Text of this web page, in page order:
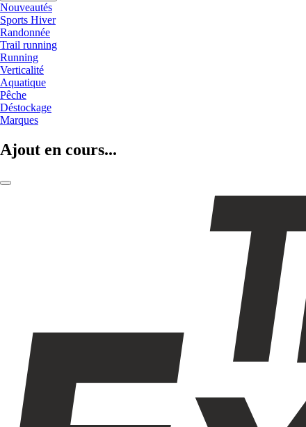
Nouveautés
Sports Hiver
Randonnée
Trail running
Running
Verticalité
Aquatique
Pêche
Déstockage
Marques
Ajout en cours...